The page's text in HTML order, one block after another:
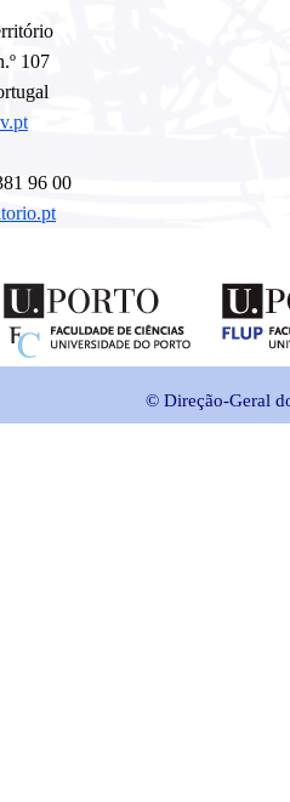
107
96 00
© Direção-Geral